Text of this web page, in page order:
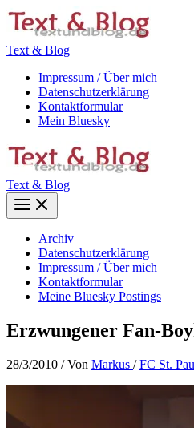
Zum
Inhalt
Text & Blog
Impressum / Über mich
Datenschutzerklärung
Kontaktformular
Mein Bluesky
Text & Blog
Main
Menu
Archiv
Datenschutzerklärung
Impressum / Über mich
Kontaktformular
Meine Bluesky Postings
Erzwungener Fan-
28/3/2010 / Von Markus /FC St.